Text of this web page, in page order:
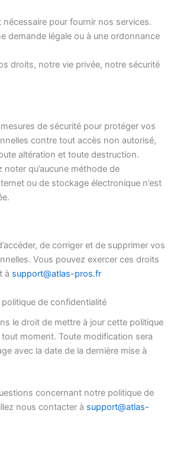
nécessaire pour fournir nos services.
demande légale ou à une ordonnance
droits, notre vie privée, notre sécurité
de sécurité pour protéger vos
contre tout accès non autorisé,
altération et toute destruction.
noter qu’aucune méthode de
ou de stockage électronique n’est
de corriger et de supprimer vos
Vous pouvez exercer ces droits
à support@atlas-pros.fr
de confidentialité
le droit de mettre à jour cette politique
moment. Toute modification sera
avec la date de la dernière mise à
concernant notre politique de
nous contacter à support@atlas-